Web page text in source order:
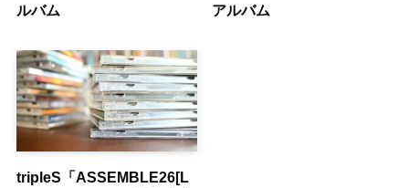
ルバム
アルバム
tripleS「ASSEMBLE26[L